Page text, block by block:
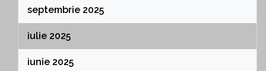
septembrie 2025
iulie 2025
iunie 2025